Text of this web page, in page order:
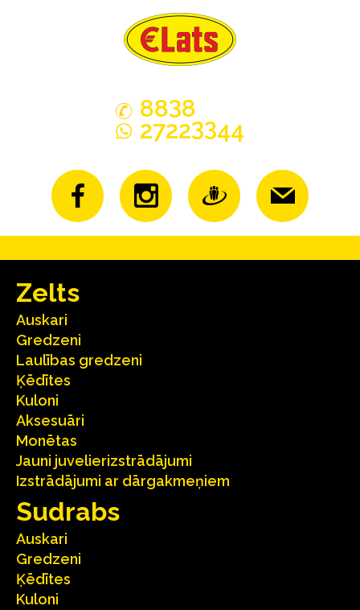
8838
27223344
Zelts
Auskari
Gredzeni
Laulības gredzeni
Ķēdītes
Kuloni
Aksesuāri
Monētas
Jauni juvelierizstrādājumi
Izstrādājumi ar dārgakmeņiem
Sudrabs
Auskari
Gredzeni
Ķēdītes
Kuloni